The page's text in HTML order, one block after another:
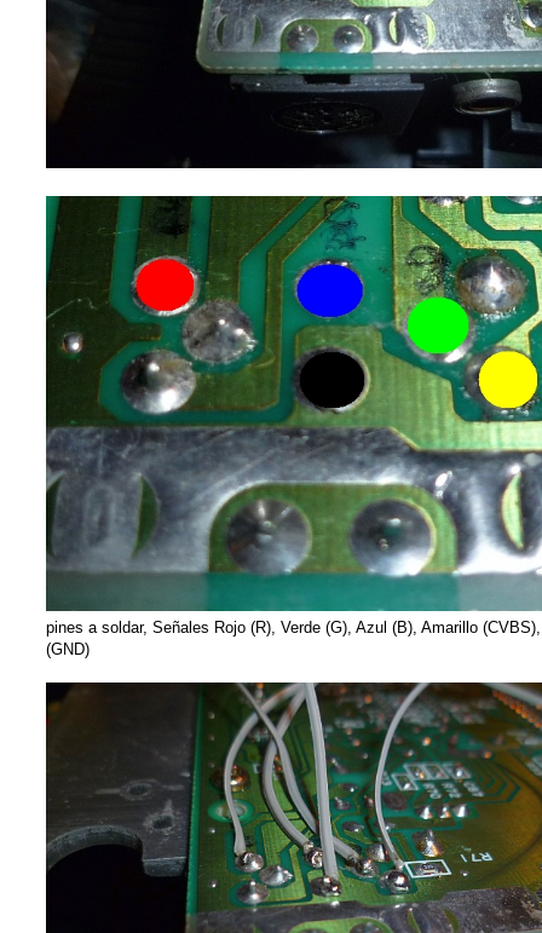
pines a soldar, Señales Rojo (R), Verde (G), Azul (B), Amarillo
(GND)